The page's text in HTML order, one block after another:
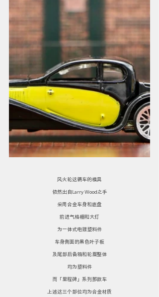
风火轮这辆车的模具
依然出自Larry Wood之手
采用合金车身和底盘
前进气格栅和大灯
为一体式电镀塑料件
车身侧面的黑色叶子板
及尾部后备箱和轮眉整体
均为塑料件
而「里程碑」系列那款车
上述这三个部位均为合金材质